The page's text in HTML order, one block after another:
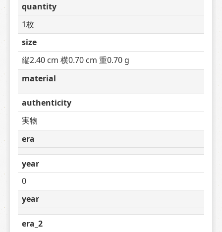
quantity
1枚
size
縦2.40 cm 横0.70 cm 重0.70 g
material
authenticity
実物
era
year
0
year
era_2